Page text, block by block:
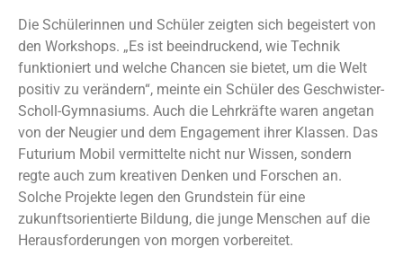
Die Schülerinnen und Schüler zeigten sich begeistert von
den Workshops. „Es ist beeindruckend, wie Technik
funktioniert und welche Chancen sie bietet, um die Welt
positiv zu verändern“, meinte ein Schüler des Geschwister-
Scholl-Gymnasiums. Auch die Lehrkräfte waren angetan
von der Neugier und dem Engagement ihrer Klassen. Das
Futurium Mobil vermittelte nicht nur Wissen, sondern
regte auch zum kreativen Denken und Forschen an.
Solche Projekte legen den Grundstein für eine
zukunftsorientierte Bildung, die junge Menschen auf die
Herausforderungen von morgen vorbereitet.